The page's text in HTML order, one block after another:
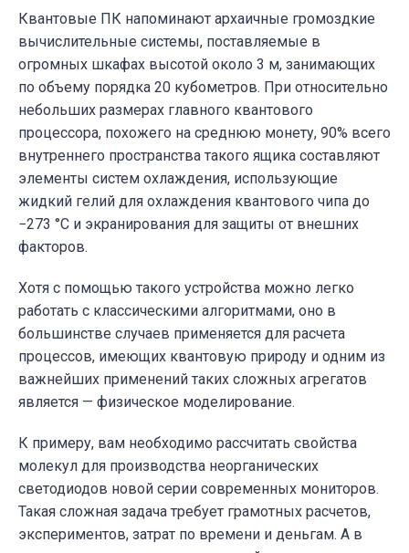
Квантовые ПК напоминают архаичные громоздкие
вычислительные системы, поставляемые в
огромных шкафах высотой около 3 м, занимающих
по объему порядка 20 кубометров. При относительно
небольших размерах главного квантового
процессора, похожего на среднюю монету, 90% всего
внутреннего пространства такого ящика составляют
элементы систем охлаждения, использующие
жидкий гелий для охлаждения квантового чипа до
−273 °C и экранирования для защиты от внешних
факторов.
Хотя с помощью такого устройства можно легко
работать с классическими алгоритмами, оно в
большинстве случаев применяется для расчета
процессов, имеющих квантовую природу и одним из
важнейших применений таких сложных агрегатов
является — физическое моделирование.
К примеру, вам необходимо рассчитать свойства
молекул для производства неорганических
светодиодов новой серии современных мониторов.
Такая сложная задача требует грамотных расчетов,
экспериментов, затрат по времени и деньгам. А в